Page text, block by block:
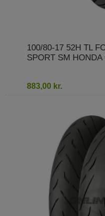
100/80-17 52H TL
SPORT SM HONDA
883,00 kr.